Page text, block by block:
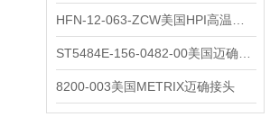
8200-003美国METRIX迈确接头